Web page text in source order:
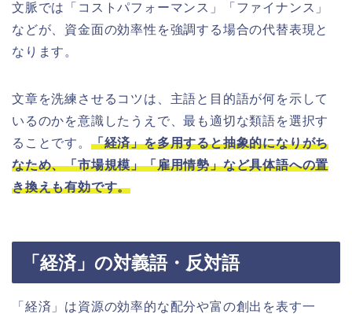
文脈では「コストパフォーマンス」「ファイナンス」
などが、資金面の効率性を強調する場合の代替表現と
なります。
文章を洗練させるコツは、主語と目的語が何を示して
いるのかを意識したうえで、最も適切な類語を選択す
ることです。 「経済」を多用すると抽象的になりがち
なため、「市場規模」「雇用情勢」など具体語への置
き換えも有効です。
「経済」の対義語・反対語
「経済」は資源の効率的な配分や富の創出を表す一